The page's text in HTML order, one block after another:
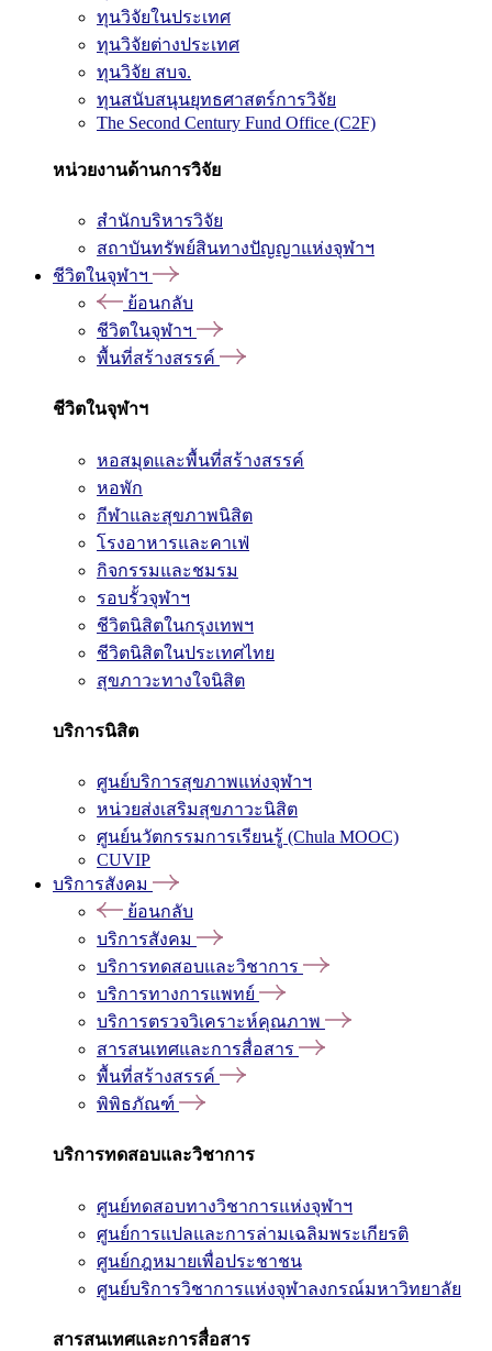
ทุนวิจัยในประเทศ
ทุนวิจัยต่างประเทศ
ทุนวิจัย สบจ.
ทุนสนับสนุนยุทธศาสตร์การวิจัย
The Second Century Fund Office (C2F)
หน่วยงานด้านการวิจัย
สำนักบริหารวิจัย
สถาบันทรัพย์สินทางปัญญาแห่งจุฬาฯ
ชีวิตในจุฬาฯ
ย้อนกลับ
ชีวิตในจุฬาฯ
พื้นที่สร้างสรรค์
ชีวิตในจุฬาฯ
หอสมุดและพื้นที่สร้างสรรค์
หอพัก
กีฬาและสุขภาพนิสิต
โรงอาหารและคาเฟ่
กิจกรรมและชมรม
รอบรั้วจุฬาฯ
ชีวิตนิสิตในกรุงเทพฯ
ชีวิตนิสิตในประเทศไทย
สุขภาวะทางใจนิสิต
บริการนิสิต
ศูนย์บริการสุขภาพแห่งจุฬาฯ
หน่วยส่งเสริมสุขภาวะนิสิต
ศูนย์นวัตกรรมการเรียนรู้ (Chula MOOC)
CUVIP
บริการสังคม
ย้อนกลับ
บริการสังคม
บริการทดสอบและวิชาการ
บริการทางการแพทย์
บริการตรวจวิเคราะห์คุณภาพ
สารสนเทศและการสื่อสาร
พื้นที่สร้างสรรค์
พิพิธภัณฑ์
บริการทดสอบและวิชาการ
ศูนย์ทดสอบทางวิชาการแห่งจุฬาฯ
ศูนย์การแปลและการล่ามเฉลิมพระเกียรติ
ศูนย์กฎหมายเพื่อประชาชน
ศูนย์บริการวิชาการแห่งจุฬาลงกรณ์มหาวิทยาลัย
สารสนเทศและการสื่อสาร